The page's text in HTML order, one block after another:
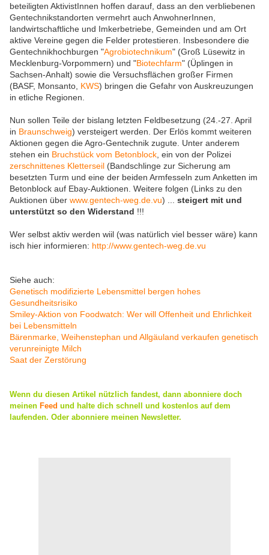
beteiligten AktivistInnen hoffen darauf, dass an den verbliebenen
Gentechnikstandorten vermehrt auch AnwohnerInnen,
landwirtschaftliche und Imkerbetriebe, Gemeinden und am Ort
aktive Vereine gegen die Felder protestieren. Insbesondere die
Gentechnikhochburgen "Agrobiotechnikum" (Groß Lüsewitz in
Mecklenburg-Vorpommern) und "Biotechfarm" (Üplingen in
Sachsen-Anhalt) sowie die Versuchsflächen großer Firmen
(BASF, Monsanto, KWS) bringen die Gefahr von Auskreuzungen
in etliche Regionen.
Nun sollen Teile der bislang letzten Feldbesetzung (24.-27. April
in Braunschweig) versteigert werden. Der Erlös kommt weiteren
Aktionen gegen die Agro-Gentechnik zugute. Unter anderem
stehen ein Bruchstück vom Betonblock , ein von der Polizei
zerschnittenes Kletterseil (Bandschlinge zur Sicherung am
besetzten Turm und eine der beiden Armfesseln zum Anketten im
Betonblock auf Ebay-Auktionen. Weitere folgen (Links zu den
Auktionen über www.gentech-weg.de.vu) ... steigert mit und
unterstützt so den Widerstand !!!
Wer selbst aktiv werden wiil (was natürlich viel besser wäre) kann
isch hier informieren: http://www.gentech-weg.de.vu
Siehe auch:
Genetisch modifizierte Lebensmittel bergen hohes
Gesundheitsrisiko
Smiley-Aktion von Foodwatch: Wer will Offenheit und Ehrlichkeit
bei Lebensmitteln
Bärenmarke, Weihenstephan und Allgäuland verkaufen genetisch
verunreinigte Milch
Saat der Zerstörung
Wenn du diesen Artikel nützlich fandest, dann abonniere doch
meinen Feed und halte dich schnell und kostenlos auf dem
laufenden. Oder abonniere meinen Newsletter.